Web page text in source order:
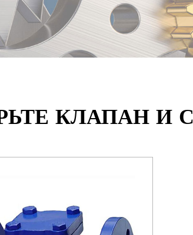
КЛАПАН И